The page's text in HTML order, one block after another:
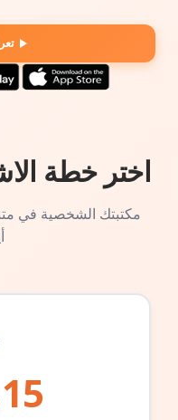
اختر خطة
مكتبتك الشخصية في
15